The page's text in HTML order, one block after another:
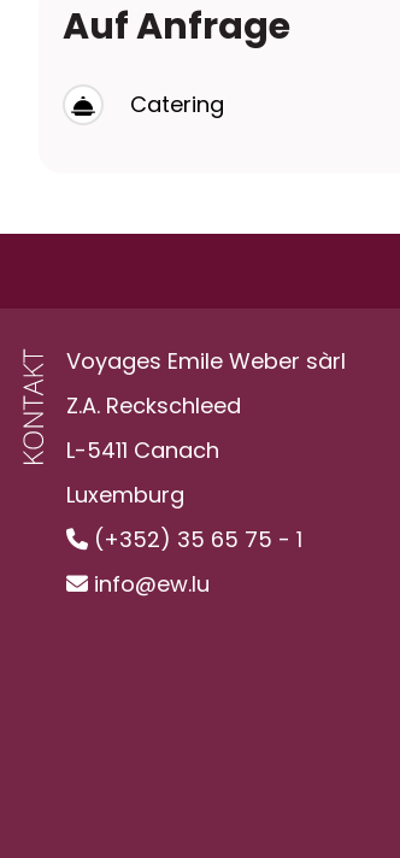
Auf Anfrage
Catering
Voyages Emile Weber sàrl
Z.A. Reckschleed
L-5411 Canach
Luxemburg
(+352) 35 65 75 - 1
info@ew.lu